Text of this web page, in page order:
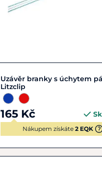
Zobrazit detail
Uzávěr branky s úchytem
Litzclip
165 Kč
Nákupem získáte 2 EQK